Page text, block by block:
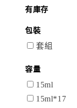
有庫存
包裝
套組
容量
15ml
15ml*17